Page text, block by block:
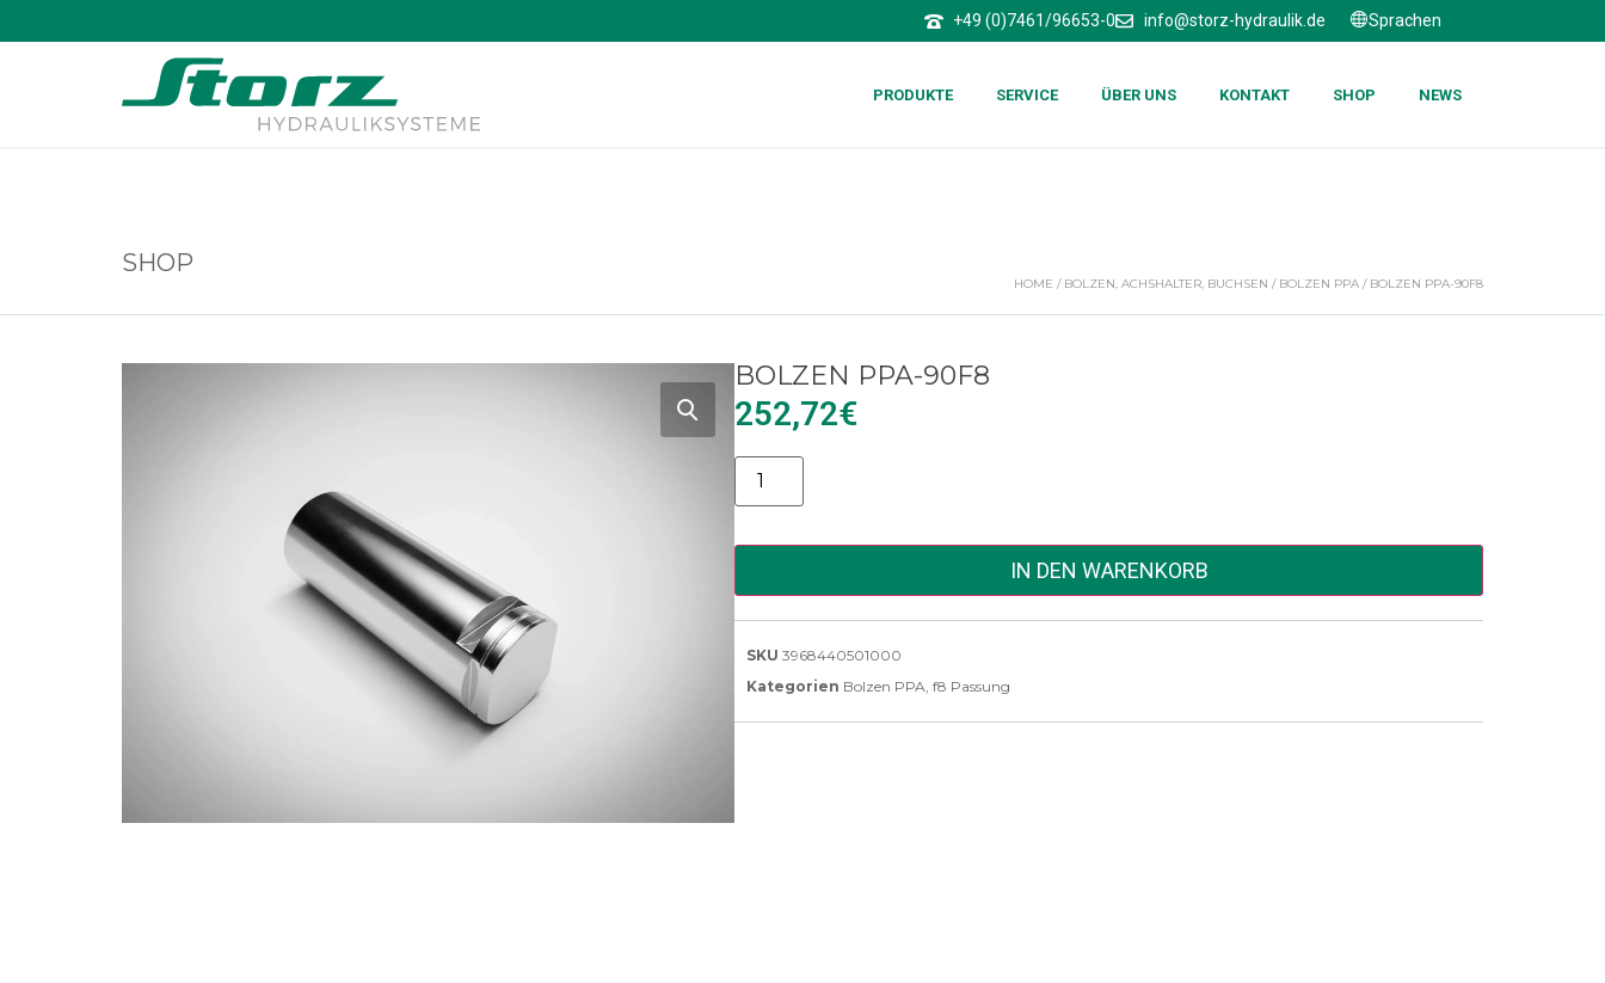
+49 (0)7461/96653-0 info@storz-hydraulik.de Sprachen
PRODUKTE SERVICE ÜBER UNS KONTAKT SHOP NEWS
SHOP
HOME / BOLZEN, ACHSHALTER, BUCHSEN / BOLZEN PPA / BOLZEN PPA-90F8
BOLZEN PPA-90F8
252,72€
Alternative:
IN DEN WARENKORB
SKU 3968440501000
Kategorien Bolzen PPA, f8 Passung